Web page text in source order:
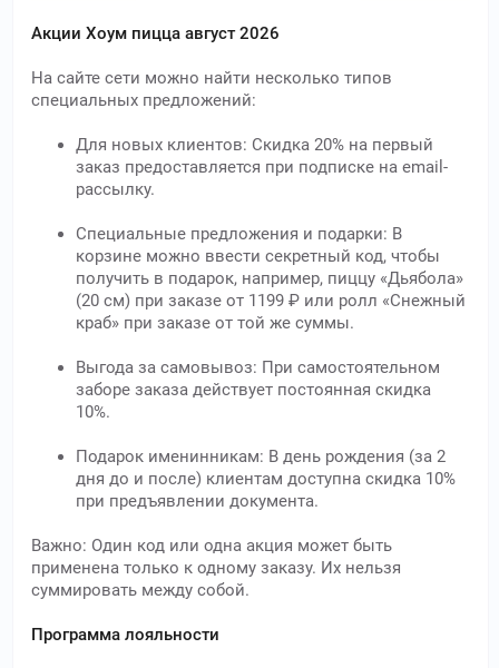
Акции Хоум пицца август 2026
На сайте сети можно найти несколько типов
специальных предложений:
Для новых клиентов: Скидка 20% на первый
заказ предоставляется при подписке на email-
рассылку.
Специальные предложения и подарки: В
корзине можно ввести секретный код, чтобы
получить в подарок, например, пиццу «Дьябола»
(20 см) при заказе от 1199 ₽ или ролл «Снежный
краб» при заказе от той же суммы.
Выгода за самовывоз: При самостоятельном
заборе заказа действует постоянная скидка
10%.
Подарок именинникам: В день рождения (за 2
дня до и после) клиентам доступна скидка 10%
при предъявлении документа.
Важно: Один код или одна акция может быть
применена только к одному заказу. Их нельзя
суммировать между собой.
Программа лояльности